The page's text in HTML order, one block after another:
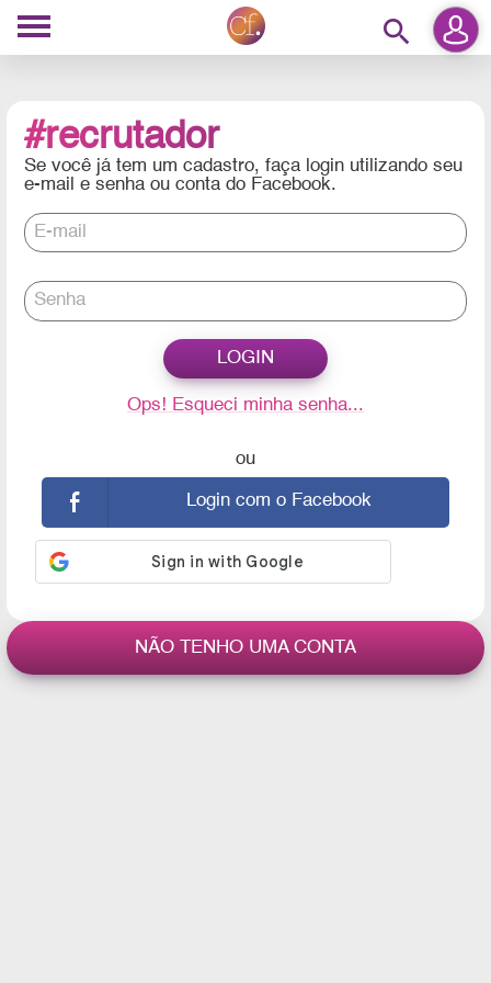
search
#recrutador
Se você já tem um cadastro, faça login utilizando seu
e-mail e senha ou conta do Facebook.
E-mail
Senha
Ops! Esqueci minha senha...
ou
Login com o Facebook
NÃO TENHO UMA CONTA